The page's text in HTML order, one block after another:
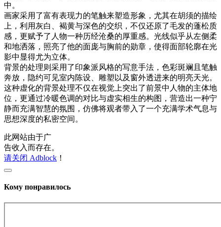
中。
画家采用了富有表现力的笔触来塑造形象，尤其在胡须的描绘
上，利用灰白、褐黄与深色的交织，不仅还原了毛发的蓬松质
感，更赋予了人物一种历经沧桑的厚重感。光线似乎从左侧柔
和地洒落，照亮了他的面庞与胸前的勋章，使得面部轮廓在光
影中显得尤为立体。
背景的处理则采用了印象派风格的写意手法，色彩斑斓且笔触
奔放，隐约可见室内陈设、雕塑以及窗外透进来的明亮天光。
这种虚化的背景处理不仅在视觉上突出了前景中人物的主体地
位，更通过冷暖色调的对比与虚实相生的构图，营造出一种宁
静而充满智慧的氛围，仿佛将观者带入了一个充满学术气息与
思想深度的私密空间。
此网站由于广
告收入而存在。
请关闭 Adblock ！
Кому понравилось